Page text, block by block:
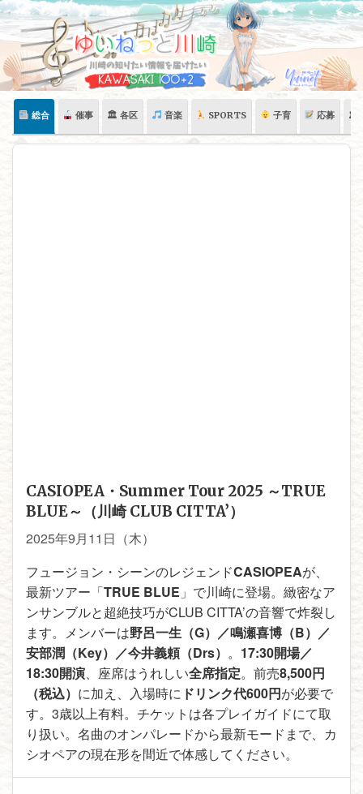
Skip
content
総合 催事 🏛 各区 音楽 SPORTS 子育 応募 🏛
CASIOPEA・Summer Tour 2025 ～TRUE
BLUE～（川崎 CLUB CITTA’）
2025年9月11日（木）
フュージョン・シーンのレジェンドCASIOPEAが、
最新ツアー「TRUE BLUE 」で川崎に登場。緻密なア
ンサンブルと超絶技巧がCLUB CITTA’の音響で炸裂し
ます。メンバーは野呂一生（G）／鳴瀬喜博（B）／
安部潤（Key）／今井義頼（Drs） 。 17:30開場／
18:30開演、座席はうれしい全席指定。前売8,500円
（税込） に加え、入場時に ドリンク代600円が必要で
す。3歳以上有料。チケットは各プレイガイドにて取
り扱い。名曲のオンパレードから最新モードまで、カ
シオペアの現在形を間近で体感してください。